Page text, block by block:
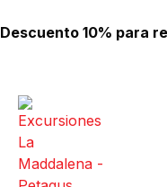
Descuento 10% para